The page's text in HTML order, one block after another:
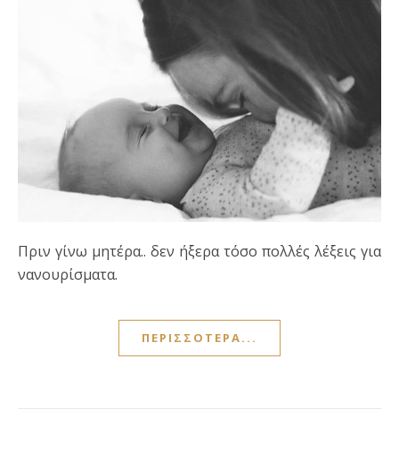
Πριν γίνω μητέρα.. δεν ήξερα τόσο πολλές λέξεις για
νανουρίσματα.
ΠΕΡΙΣΣΌΤΕΡΑ...